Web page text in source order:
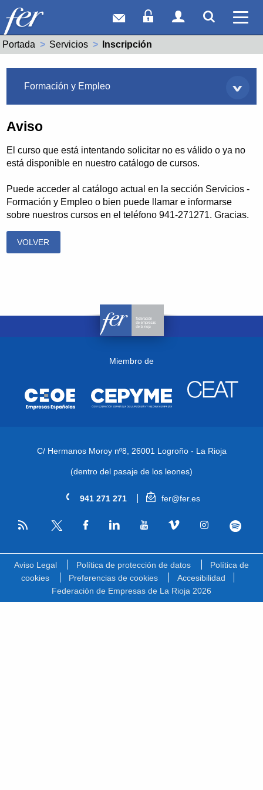
Correo webAcceso Socios
Acceso
Portada Servicios Actual:
Inscripción
Formación y Empleo
Aviso
El curso que está intentando solicitar no es válido o ya no
está disponible en nuestro catálogo de cursos.
Puede acceder al catálogo actual en la sección Servicios -
Formación y Empleo o bien puede llamar e informarse
sobre nuestros cursos en el teléfono 941-271271. Gracias.
VOLVER
Miembro de
C/ Hermanos Moroy nº8, 26001 Logroño - La Rioja
(dentro del pasaje de los leones)
941 271 271 fer@fer.es
RSS
Aviso Legal Política de protección de datos
Política de
cookies
Preferencias de cookies
Accesibilidad
Federación de Empresas de La Rioja 2026